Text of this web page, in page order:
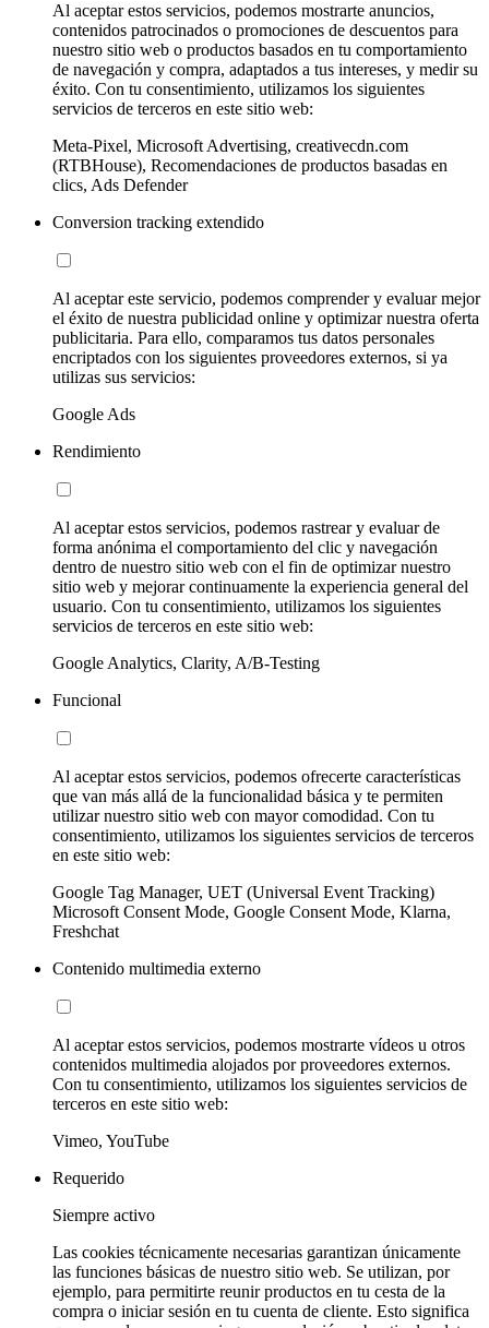
Al aceptar estos servicios, podemos mostrarte anuncios,
contenidos patrocinados o promociones de descuentos para
nuestro sitio web o productos basados en tu comportamiento
de navegación y compra, adaptados a tus intereses, y medir su
éxito. Con tu consentimiento, utilizamos los siguientes
servicios de terceros en este sitio web:
Meta-Pixel, Microsoft Advertising, creativecdn.com
(RTBHouse), Recomendaciones de productos basadas en
clics, Ads Defender
Conversion tracking extendido
Al aceptar este servicio, podemos comprender y evaluar mejor
el éxito de nuestra publicidad online y optimizar nuestra oferta
publicitaria. Para ello, comparamos tus datos personales
encriptados con los siguientes proveedores externos, si ya
utilizas sus servicios:
Google Ads
Rendimiento
Al aceptar estos servicios, podemos rastrear y evaluar de
forma anónima el comportamiento del clic y navegación
dentro de nuestro sitio web con el fin de optimizar nuestro
sitio web y mejorar continuamente la experiencia general del
usuario. Con tu consentimiento, utilizamos los siguientes
servicios de terceros en este sitio web:
Google Analytics, Clarity, A/B-Testing
Funcional
Al aceptar estos servicios, podemos ofrecerte características
que van más allá de la funcionalidad básica y te permiten
utilizar nuestro sitio web con mayor comodidad. Con tu
consentimiento, utilizamos los siguientes servicios de terceros
en este sitio web:
Google Tag Manager, UET (Universal Event Tracking)
Microsoft Consent Mode, Google Consent Mode, Klarna,
Freshchat
Contenido multimedia externo
Al aceptar estos servicios, podemos mostrarte vídeos u otros
contenidos multimedia alojados por proveedores externos.
Con tu consentimiento, utilizamos los siguientes servicios de
terceros en este sitio web:
Vimeo, YouTube
Requerido
Siempre activo
Las cookies técnicamente necesarias garantizan únicamente
las funciones básicas de nuestro sitio web. Se utilizan, por
ejemplo, para permitirte reunir productos en tu cesta de la
compra o iniciar sesión en tu cuenta de cliente. Esto significa